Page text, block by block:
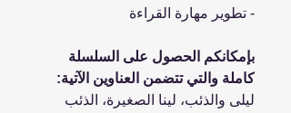
- تطوير مهارة القراءة
بإمكانكم الحصول على السلسلة
كاملة والتي تتضمن العناوين الآتية:
ليلى والذئب، لينا الصغيرة، الذئب